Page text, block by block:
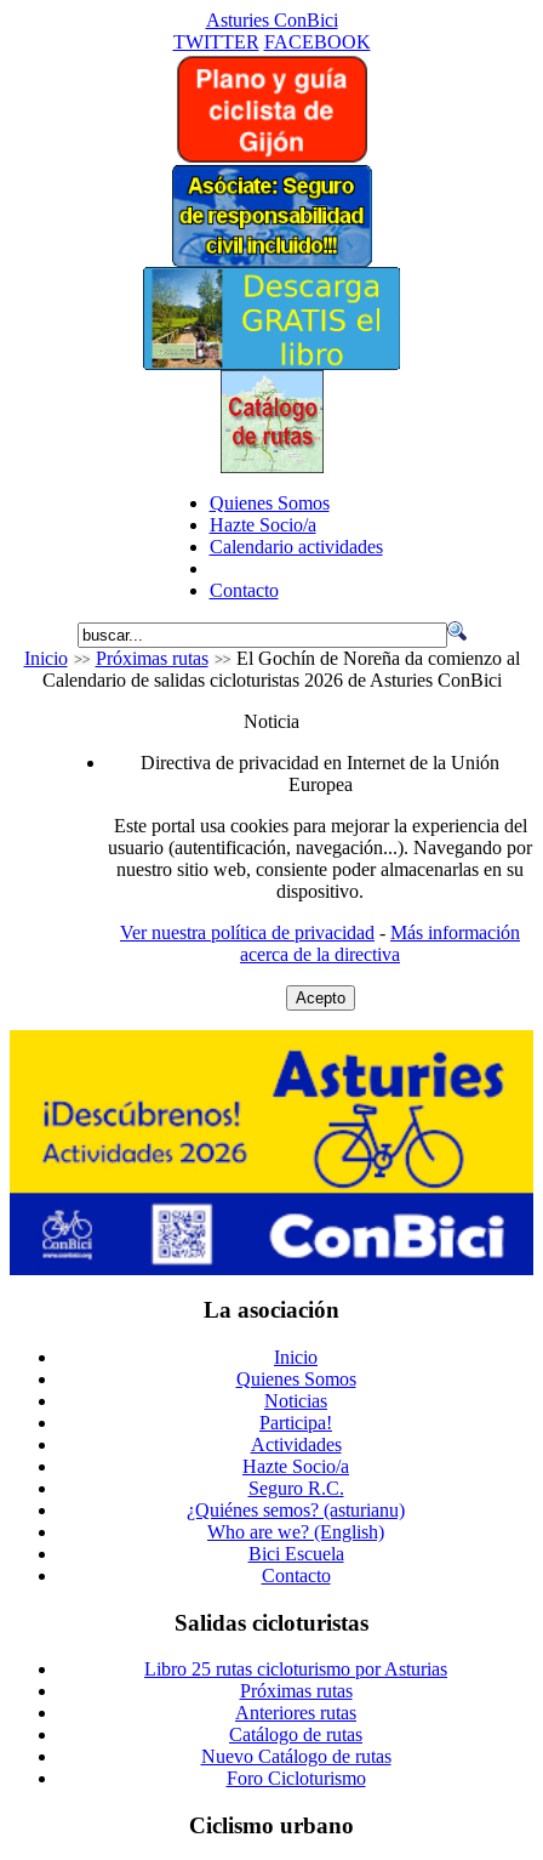
Asturies ConBici
TWITTER FACEBOOK
Quienes Somos
Hazte Socio/a
Calendario actividades
Contacto
Inicio Próximas rutas
El Gochín de Noreña da comienzo al
Calendario de salidas cicloturistas 2026 de Asturies ConBici
Noticia
Directiva de privacidad en Internet de la Unión
Europea
Este portal usa cookies para mejorar la experiencia del
usuario (autentificación, navegación...). Navegando por
nuestro sitio web, consiente poder almacenarlas en su
dispositivo.
Ver nuestra política de privacidad - Más información
acerca de la directiva
Acepto
La asociación
Inicio
Quienes Somos
Noticias
Participa!
Actividades
Hazte Socio/a
Seguro R.C.
¿Quiénes semos? (asturianu)
Who are we? (English)
Bici Escuela
Contacto
Salidas cicloturistas
Libro 25 rutas cicloturismo por Asturias
Próximas rutas
Anteriores rutas
Catálogo de rutas
Nuevo Catálogo de rutas
Foro Cicloturismo
Ciclismo urbano